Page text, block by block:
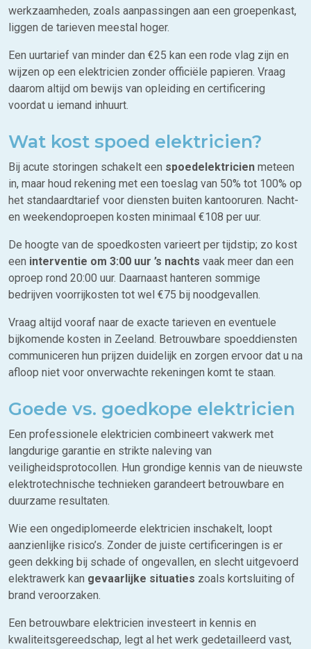
werkzaamheden, zoals aanpassingen aan een groepenkast,
liggen de tarieven meestal hoger.
Een uurtarief van minder dan €25 kan een rode vlag zijn en
wijzen op een elektricien zonder officiële papieren. Vraag
daarom altijd om bewijs van opleiding en certificering
voordat u iemand inhuurt.
Wat kost spoed elektricien?
Bij acute storingen schakelt een spoedelektricien meteen
in, maar houd rekening met een toeslag van 50% tot 100% op
het standaardtarief voor diensten buiten kantooruren. Nacht-
en weekendoproepen kosten minimaal €108 per uur.
De hoogte van de spoedkosten varieert per tijdstip; zo kost
een interventie om 3:00 uur ’s nachts vaak meer dan een
oproep rond 20:00 uur. Daarnaast hanteren sommige
bedrijven voorrijkosten tot wel €75 bij noodgevallen.
Vraag altijd vooraf naar de exacte tarieven en eventuele
bijkomende kosten in Zeeland. Betrouwbare spoeddiensten
communiceren hun prijzen duidelijk en zorgen ervoor dat u na
afloop niet voor onverwachte rekeningen komt te staan.
Goede vs. goedkope elektricien
Een professionele elektricien combineert vakwerk met
langdurige garantie en strikte naleving van
veiligheidsprotocollen. Hun grondige kennis van de nieuwste
elektrotechnische technieken garandeert betrouwbare en
duurzame resultaten.
Wie een ongediplomeerde elektricien inschakelt, loopt
aanzienlijke risico’s. Zonder de juiste certificeringen is er
geen dekking bij schade of ongevallen, en slecht uitgevoerd
elektrawerk kan gevaarlijke situaties zoals kortsluiting of
brand veroorzaken.
Een betrouwbare elektricien investeert in kennis en
kwaliteitsgereedschap, legt al het werk gedetailleerd vast,